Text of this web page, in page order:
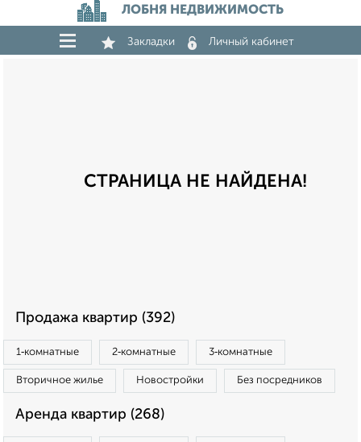
ЛОБНЯ НЕДВИЖИМОСТЬ
Закладки Личный кабинет
СТРАНИЦА НЕ НАЙДЕНА!
Продажа квартир (392)
1‑комнатные 2‑комнатные 3‑комнатные
Вторичное жилье Новостройки Без посредников
Аренда квартир (268)